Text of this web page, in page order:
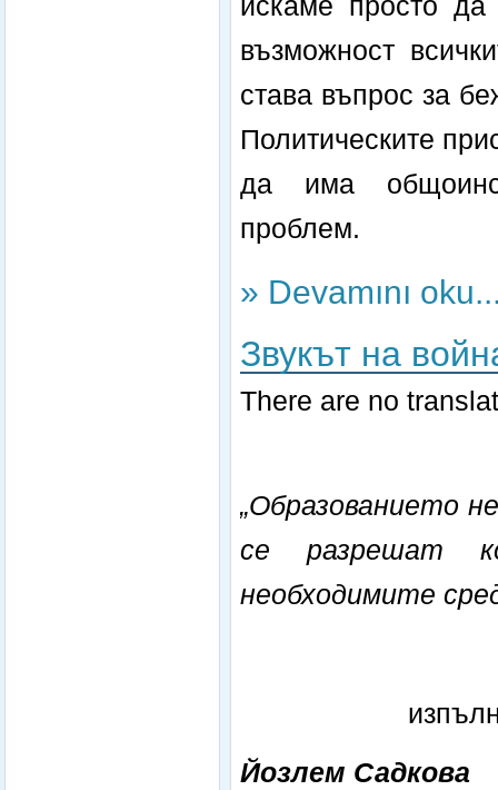
възможност
става въпрос за
Политическите
да има
проблем.
» Devamını
Звукът на
There are no
„Образованието
се разрешат
необходимите
Йозлем Садкова